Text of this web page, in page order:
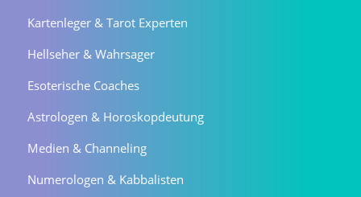
Kartenleger & Tarot Experten
Hellseher & Wahrsager
Esoterische Coaches
Astrologen & Horoskopdeutung
Medien & Channeling
Numerologen & Kabbalisten